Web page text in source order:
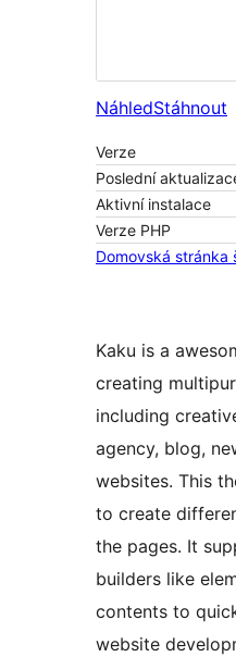
NáhledStáhnout
Verze
Poslední
Aktivní instalace
Verze PHP
Domovská stránka
Kaku is a
creating
including
agency, blog,
websites. This
to create
the pages. It
builders like
contents to
website